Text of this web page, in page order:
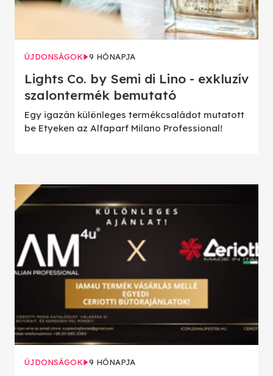
ÚJDONSÁGOK 9 HÓNAPJA
Lights Co. by Semi di Lino - exkluzív
szalontermék bemutató
Egy igazán különleges termékcsaládot mutatott
be Etyeken az Alfaparf Milano Professional!
ÚJDONSÁGOK 9 HÓNAPJA